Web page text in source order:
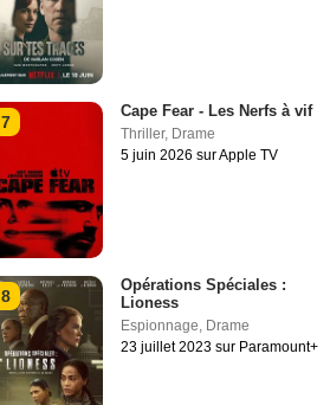
7
Cape Fear - Les Nerfs à vif
Thriller, Drame
5 juin 2026 sur Apple TV
8
Opérations Spéciales :
Lioness
Espionnage, Drame
23 juillet 2023 sur Paramount+